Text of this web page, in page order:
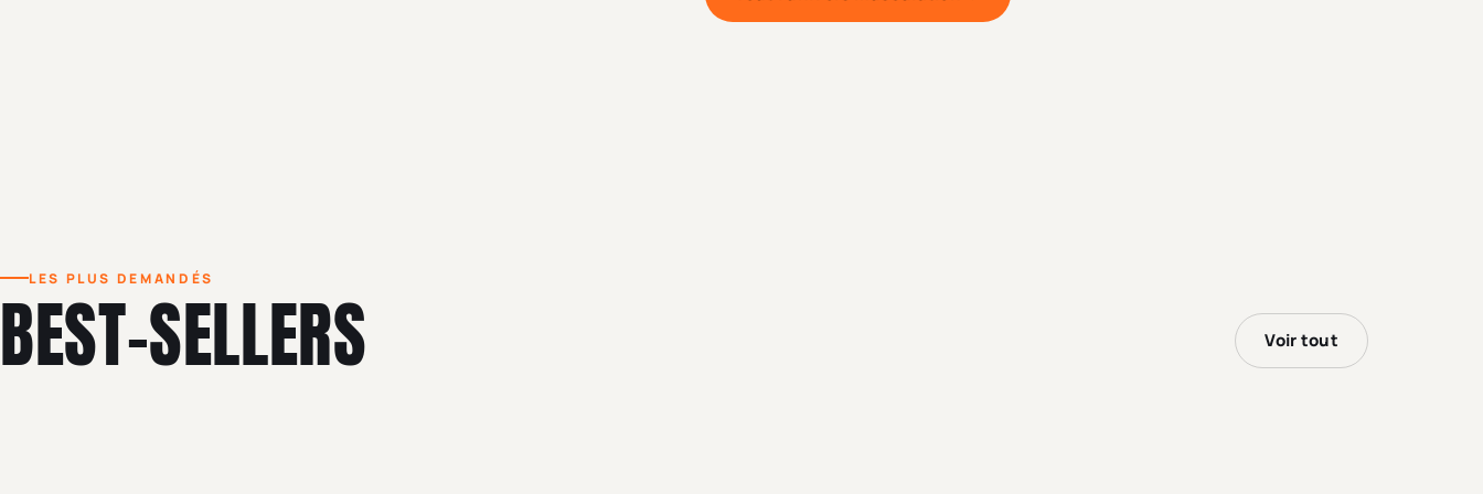
LES PLUS DEMANDÉS
BEST-SELLERS Voir tout